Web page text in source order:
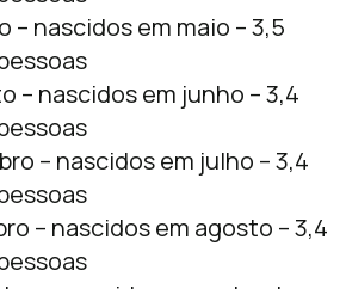
– nascidos em maio – 3,5
– nascidos em junho – 3,4
– nascidos em julho – 3,4
– nascidos em agosto – 3,4